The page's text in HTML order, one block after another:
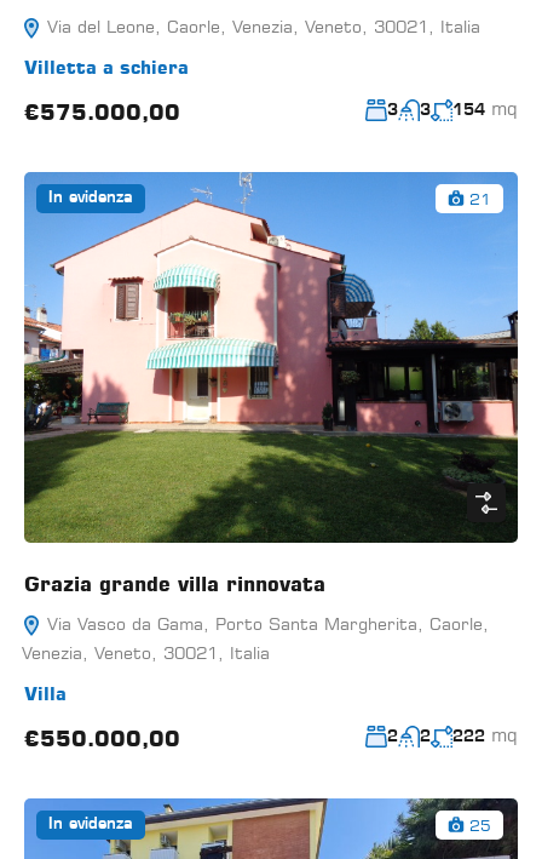
Via del Leone, Caorle, Venezia, Veneto, 30021, Italia
Villetta a schiera
€575.000,00 3 3 154 mq
In evidenza 21
Grazia grande villa rinnovata
Via Vasco da Gama, Porto Santa Margherita, Caorle,
Venezia, Veneto, 30021, Italia
Villa
€550.000,00 2 2 222 mq
In evidenza 25